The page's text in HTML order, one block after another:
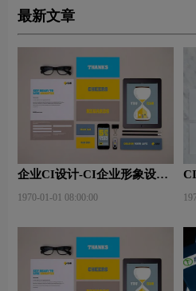
最新文章
企业CI设计-CI企业形象设计
1970-01-01 08:00:00